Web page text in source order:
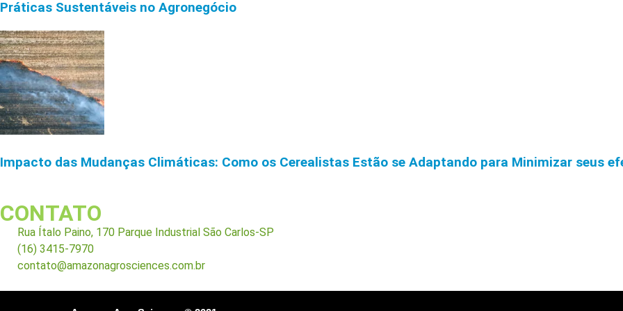
Práticas Sustentáveis no Agronegócio
Impacto das Mudanças Climáticas: Como os Cerealistas Estão se Adaptando para Minimizar seus
CONTATO
Rua Ítalo Paino, 170 Parque Industrial São Carlos-SP
(16) 3415-7970
contato@amazonagrosciences.com.br